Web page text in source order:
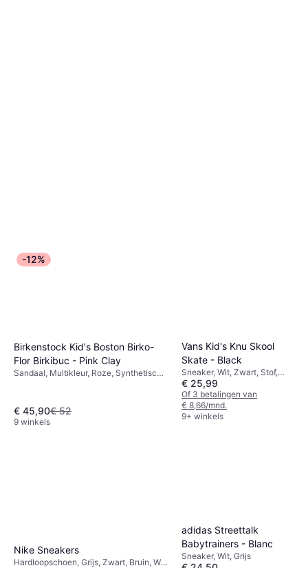
-12%
Birkenstock Kid's Boston Birko-
Flor Birkibuc - Pink Clay
Sandaal, Multikleur, Roze, Synthetisch,
€ 45,90€ 52
9 winkels
Vans Kid's Knu Skool
Skate - Black
Sneaker, Wit, Zwart, Stof,
Canvas, Textiel, Leer, Suède
€ 25,99
Of 3 betalingen van
€ 8,66/mnd.
9+ winkels
Nike Sneakers
Hardloopschoen, Grijs, Zwart, Bruin, Wit,
adidas Streettalk
Babytrainers - Blanc
Sneaker, Wit, Grijs